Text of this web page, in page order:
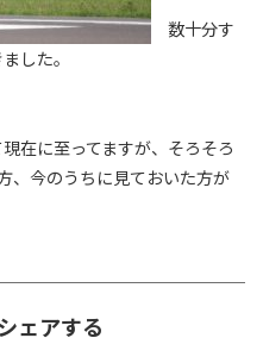
数十分す
した。
在に至ってますが、そろそろ
、今のうちに見ておいた方が
ェアする